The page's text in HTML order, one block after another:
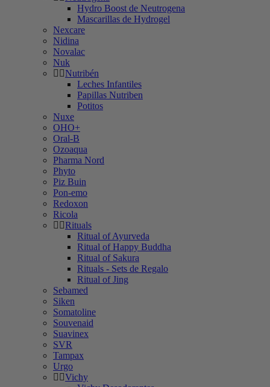
Hydro Boost de Neutrogena
Mascarillas de Hydrogel
Nexcare
Nidina
Novalac
Nuk
Nutribén
Leches Infantiles
Papillas Nutriben
Potitos
Nuxe
OHO+
Oral-B
Ozoaqua
Pharma Nord
Phyto
Piz Buin
Pon-emo
Redoxon
Ricola
Rituals
Ritual of Ayurveda
Ritual of Happy Buddha
Ritual of Sakura
Rituals - Sets de Regalo
Ritual of Jing
Sebamed
Siken
Somatoline
Souvenaid
Suavinex
SVR
Tampax
Urgo
Vichy